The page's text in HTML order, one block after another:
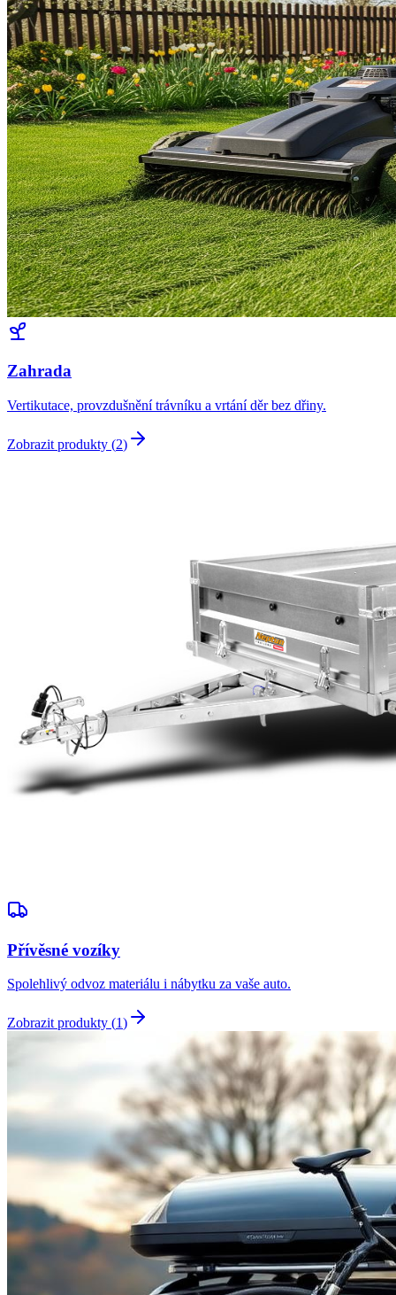
Zahrada
Vertikutace, provzdušnění trávníku a vrtání děr bez dřiny.
Zobrazit produkty (2)
Přívěsné vozíky
Spolehlivý odvoz materiálu i nábytku za vaše auto.
Zobrazit produkty (1)